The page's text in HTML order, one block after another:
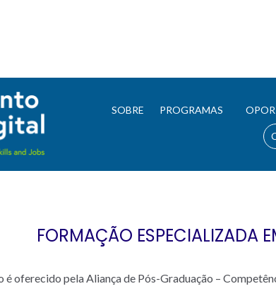
SOBRE PROGRAMAS
FORMAÇÃO ESPECIALIZADA
é oferecido pela Aliança de Pós-Graduação –